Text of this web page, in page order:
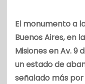
El monumento a
Buenos Aires, en
Misiones en Av. 9
un estado de
señalado más